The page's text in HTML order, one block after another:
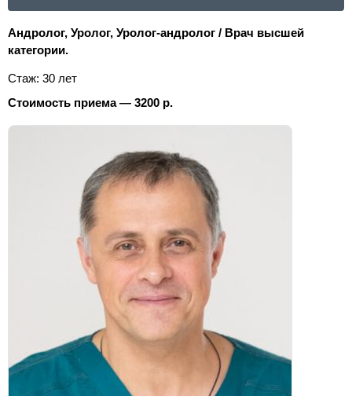
Андролог, Уролог, Уролог-андролог / Врач высшей
категории.
Стаж: 30 лет
Стоимость приема — 3200 р.